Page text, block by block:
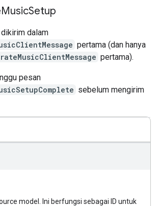
MusicSetup
dalam
pertama (dan hanya
pertama).
pesan
sebelum mengirim
model. Ini berfungsi sebagai ID untuk